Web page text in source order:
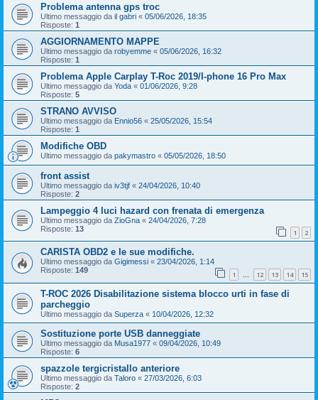
Problema antenna gps troc
Ultimo messaggio da il gabri « 05/06/2026, 18:35
Risposte: 1
AGGIORNAMENTO MAPPE
Ultimo messaggio da robyemme « 05/06/2026, 16:32
Risposte: 1
Problema Apple Carplay T-Roc 2019/I-phone 16 Pro Max
Ultimo messaggio da Yoda « 01/06/2026, 9:28
Risposte: 5
STRANO AVVISO
Ultimo messaggio da Ennio56 « 25/05/2026, 15:54
Risposte: 1
Modifiche OBD
Ultimo messaggio da pakymastro « 05/05/2026, 18:50
front assist
Ultimo messaggio da iv3tjf « 24/04/2026, 10:40
Risposte: 2
Lampeggio 4 luci hazard con frenata di emergenza
Ultimo messaggio da ZioGna « 24/04/2026, 7:28
Risposte: 13 1 2
CARISTA OBD2 e le sue modifiche.
Ultimo messaggio da Gigimessi « 23/04/2026, 1:14
Risposte: 149 1 … 12 13 14 15
T-ROC 2026 Disabilitazione sistema blocco urti in fase di
parcheggio
Ultimo messaggio da Superza « 10/04/2026, 12:32
Sostituzione porte USB danneggiate
Ultimo messaggio da Musa1977 « 09/04/2026, 10:49
Risposte: 6
spazzole tergicristallo anteriore
Ultimo messaggio da Taloro « 27/03/2026, 6:03
Risposte: 2